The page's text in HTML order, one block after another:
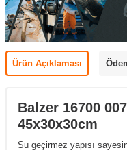
Ürün Açıklaması
Balzer 16700
45x30x30cm
Su geçirmez yapısı